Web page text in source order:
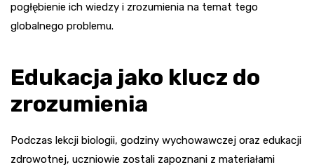
pogłębienie ich wiedzy i zrozumienia na temat tego
globalnego problemu.
Edukacja jako klucz do
zrozumienia
Podczas lekcji biologii, godziny wychowawczej oraz edukacji
zdrowotnej, uczniowie zostali zapoznani z materiałami